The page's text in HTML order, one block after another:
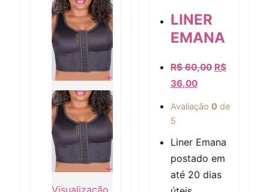
Visualização rápida
LINER
EMANA
R$60,00 R$
36,00
Avaliação 0 de
5
Liner Emana
postado em
até 20 dias